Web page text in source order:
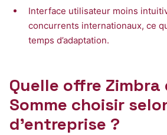
Interface utilisateur moins
concurrents internationaux, ce
temps d’adaptation.
Quelle offre Zimbra
Somme choisir
d’entreprise ?